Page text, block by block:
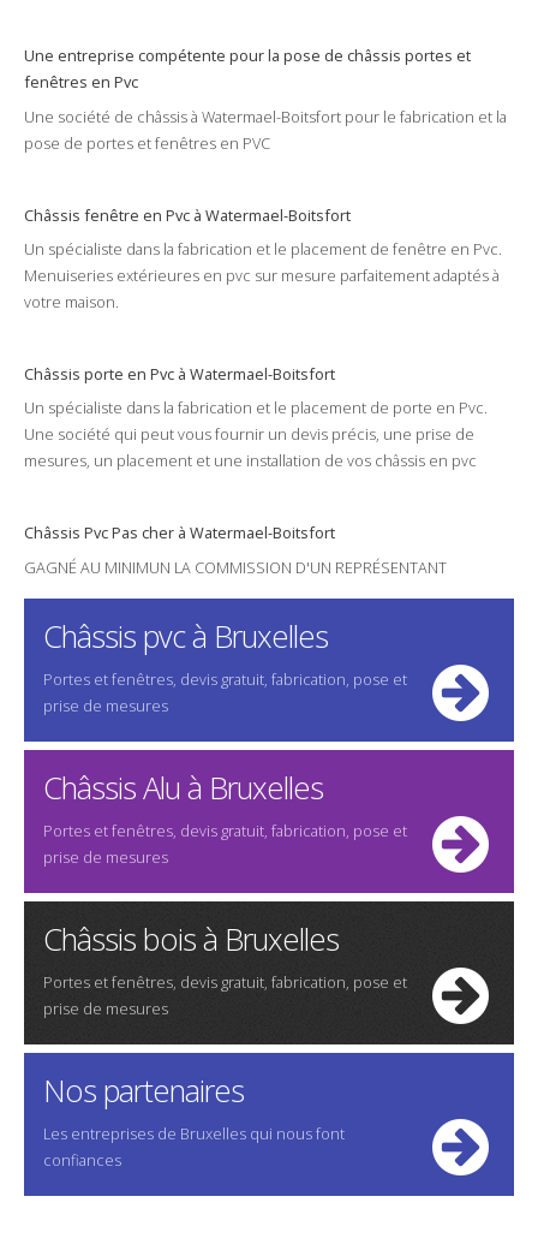
Une entreprise compétente pour la pose de châssis portes et
fenêtres en Pvc
Une société de châssisà Watermael-Boitsfort pour le fabrication et la
pose de portes et fenêtres en PVC
Châssis fenêtre en Pvc à Watermael-Boitsfort
Un spécialiste dans la fabrication et le placement de fenêtre en Pvc.
Menuiseries extérieures en pvc sur mesure parfaitement adaptés à
votre maison.
Châssis porte en Pvc à Watermael-Boitsfort
Un spécialiste dans la fabrication et le placement de porte en Pvc.
Une société qui peut vous fournir un devis précis, une prise de
mesures, un placement et une installation de vos châssis en pvc
Châssis PvcPas cher à Watermael-Boitsfort
GAGNÉ AU MINIMUN LA COMMISSION D'UN REPRÉSENTANT
Châssis pvc à Bruxelles
Portes et fenêtres, devis gratuit, fabrication, pose et
prise de mesures
Châssis Alu à Bruxelles
Portes et fenêtres, devis gratuit, fabrication, pose et
prise de mesures
Châssis bois à Bruxelles
Portes et fenêtres, devis gratuit, fabrication, pose et
prise de mesures
Nos partenaires
Les entreprises de Bruxelles qui nous font
confiances